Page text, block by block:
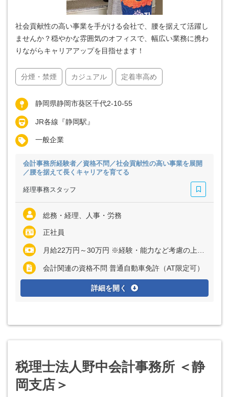
社会貢献性の高い事業を手がける会社で、腰を据えて活躍し
ませんか？穏やかな雰囲気のオフィスで、幅広い業務に携わ
りながらキャリアアップを目指せます！
分煙・禁煙 カジュアル 定着率高め
静岡県静岡市葵区千代2-10-55
JR各線『静岡駅』
一般企業
会計事務所経験者／資格不問／社会貢献性の高い事業を展開
／腰を据えて長くキャリアを育てる
経理事務スタッフ
総務・経理、人事・労務
正社員
月給22万円～30万円 ※経験・能力など考慮の上、決定いたします ※残業代は全額支給
会計関連の資格不問 普通自動車免許（AT限定可）
詳細を開く
税理士法人野中会計事務所 ＜静
岡支店＞